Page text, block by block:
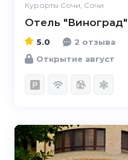
Курорты Сочи, Сочи
Отель "Виноград"
5.0
2 отзыва
Открытие август